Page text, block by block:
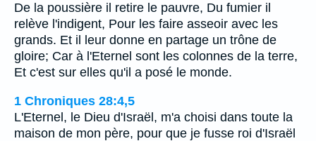
De la poussière il retire le pauvre, Du fumier il
relève l'indigent, Pour les faire asseoir avec les
grands. Et il leur donne en partage un trône de
gloire; Car à l'Eternel sont les colonnes de la terre,
Et c'est sur elles qu'il a posé le monde.
1 Chroniques 28:4,5
L'Eternel, le Dieu d'Israël, m'a choisi dans toute la
maison de mon père, pour que je fusse roi d'Israël